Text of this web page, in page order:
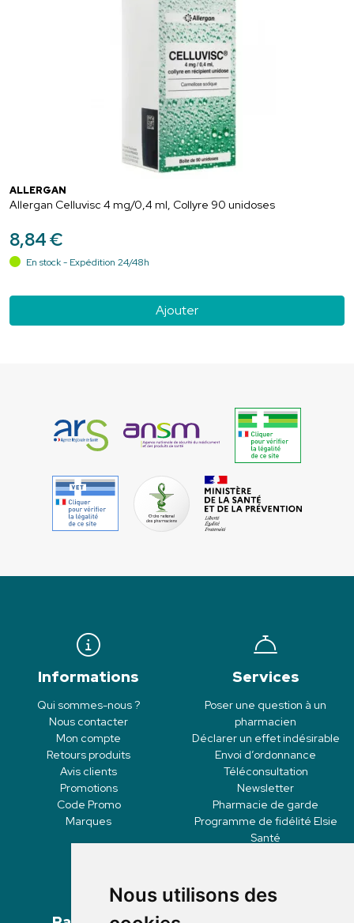
Nous utilisons des
ALLERGAN
Allergan Celluvisc 4 mg/0,4 ml, Collyre 90 unidoses
8,84€
En stock - Expédition 24/48h
Ajouter
Informations
Qui sommes-nous ?
Nous contacter
Mon compte
Retours produits
Avis clients
Promotions
Code Promo
Marques
Services
Poser une question à un
pharmacien
Déclarer un effet indésirable
Envoi d’ordonnance
Téléconsultation
Newsletter
Pharmacie de garde
Programme de fidélité Elsie
Santé